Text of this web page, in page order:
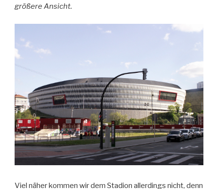
größere Ansicht.
Viel näher kommen wir dem Stadion allerdings nicht, denn